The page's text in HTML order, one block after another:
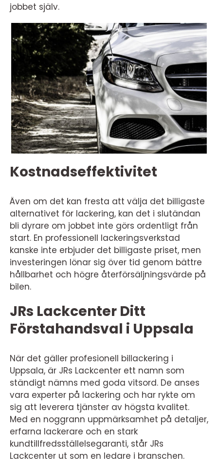
jobbet själv.
Kostnadseffektivitet
Även om det kan fresta att välja det billigaste
alternativet för lackering, kan det i slutändan
bli dyrare om jobbet inte görs ordentligt från
start. En professionell lackeringsverkstad
kanske inte erbjuder det billigaste priset, men
investeringen lönar sig över tid genom bättre
hållbarhet och högre återförsäljningsvärde på
bilen.
JRs Lackcenter Ditt
Förstahandsval i Uppsala
När det gäller profesionell billackering i
Uppsala, är JRs Lackcenter ett namn som
ständigt nämns med goda vitsord. De anses
vara experter på lackering och har rykte om
sig att leverera tjänster av högsta kvalitet.
Med en noggrann uppmärksamhet på detaljer,
erfarna lackerare och en stark
kundtillfredsställelsegaranti, står JRs
Lackcenter ut som en ledare i branschen.